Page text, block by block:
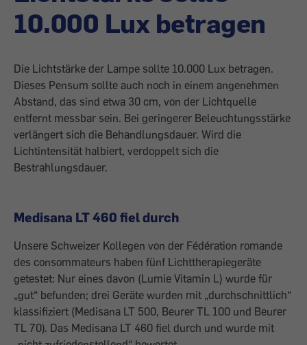
10.000 Lux betragen
Die Lichtstärke der Lampe sollte 10.000 Lux betragen.
Dieses Pensum sollte auch noch in einem angenehmen
Abstand, das sind etwa 30 cm, von der Lichtquelle
entfernt messbar sein. Bei geringerer Beleuchtungsstärke
verlängert sich die Behandlungsdauer. Wird die
Lichtintensität halbiert, verdoppelt sich die
Bestrahlungsdauer.
Medisana LT 460 fiel durch
Unsere Schweizer Kollegen von der Fédération romande
des consommateurs haben fünf Lichttherapiegeräte
getestet: Nur eines davon (Lumie Vitamin L) wurde für
„gut“ befunden; drei Geräte wurden mit „durchschnittlich“
klassifiziert (Medisana LT 500, Beurer TL 100 und Beurer
TL 70). Das Medisana LT 460 fiel durch und wurde mit